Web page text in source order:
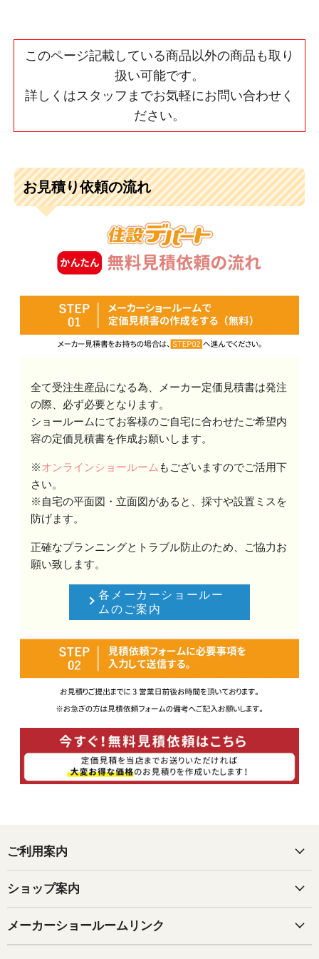
このページ記載している商品以外の商品も取り
扱い可能です。
詳しくはスタッフまでお気軽にお問い合わせく
ださい。
お見積り依頼の流れ
全て受注生産品になる為、メーカー定価見積書は発注
の際、必ず必要となります。
ショールームにてお客様のご自宅に合わせたご希望内
容の定価見積書を作成お願いします。
※オンラインショールーム もございますのでご活用下
さい。
※自宅の平面図・立面図があると、採寸や設置ミスを
防げます。
正確なプランニングとトラブル防止のため、ご協力お
願い致します。
各メーカーショールー
ムのご案内
ご利用案内
ショップ案内
メーカーショールームリンク